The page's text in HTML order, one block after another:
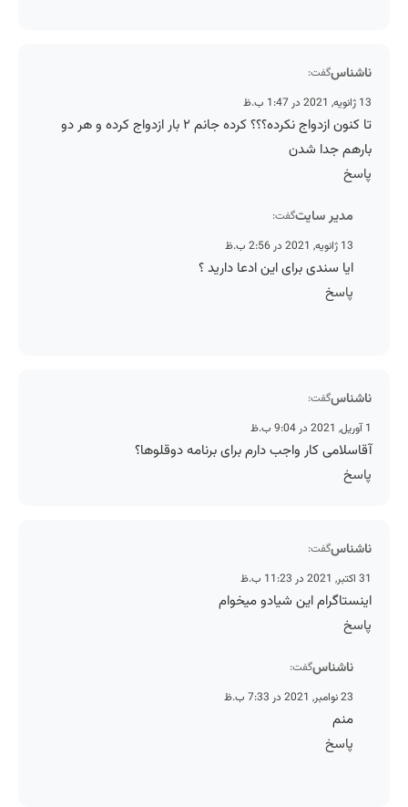
ناشناسگفت:
13 ژانویه, 2021 در 1:47 ب.ظ
تا کنون ازدواج نکرده؟؟؟ کرده جانم ۲ بار ازدواج کرده و هر دو
بارهم جدا شدن
پاسخ
مدیر سایتگفت:
13 ژانویه, 2021 در 2:56 ب.ظ
ایا سندی برای این ادعا دارید ؟
پاسخ
ناشناسگفت:
1 آوریل, 2021 در 9:04 ب.ظ
آقاسلامی کار واجب دارم برای برنامه دوقلوها؟
پاسخ
ناشناسگفت:
31 اکتبر, 2021 در 11:23 ب.ظ
اینستاگرام این شیادو میخوام
پاسخ
ناشناسگفت:
23 نوامبر, 2021 در 7:33 ب.ظ
منم
پاسخ